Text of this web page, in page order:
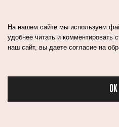
здоровье
На нашем сайте мы используем
удобнее читать и комментировать
наш сайт, вы даете согласие на
OK